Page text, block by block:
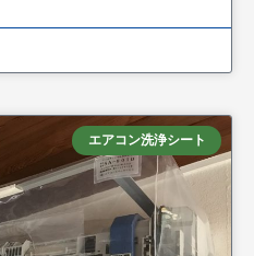
エアコン洗浄シート